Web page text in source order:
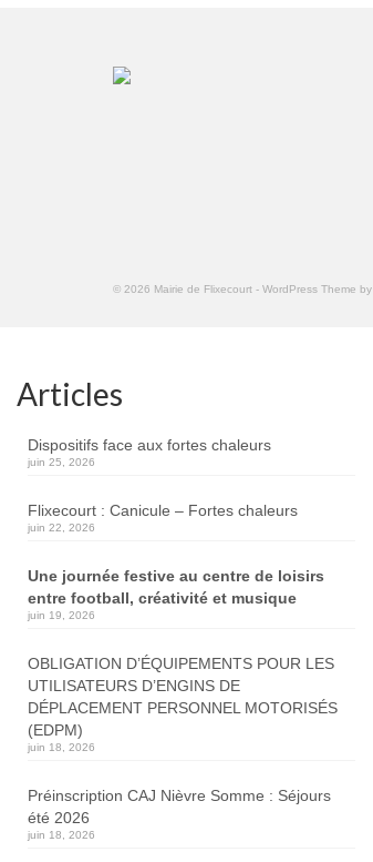
© 2026 Mairie de Flixecourt - WordPress Theme by
Articles
Dispositifs face aux fortes chaleurs
juin 25, 2026
Flixecourt : Canicule – Fortes chaleurs
juin 22, 2026
Une journée festive au centre de loisirs
entre football, créativité et musique
juin 19, 2026
OBLIGATION D’ÉQUIPEMENTS POUR LES
UTILISATEURS D’ENGINS DE
DÉPLACEMENT PERSONNEL MOTORISÉS
(EDPM)
juin 18, 2026
Préinscription CAJ Nièvre Somme : Séjours
été 2026
juin 18, 2026